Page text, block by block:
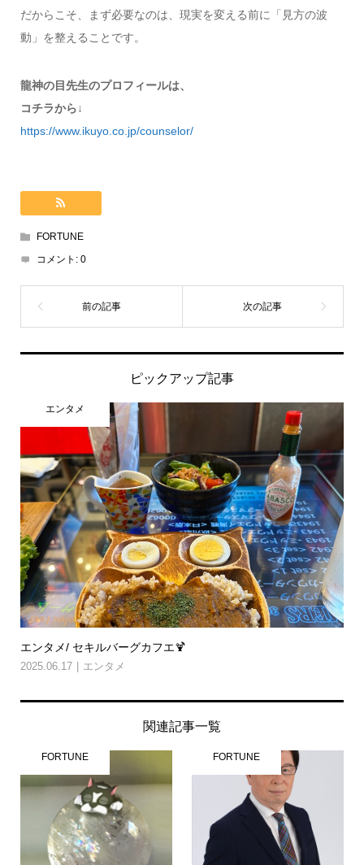
だからこそ、まず必要なのは、現実を変える前に「見方の波
動」を整えることです。
龍神の目先生のプロフィールは、
コチラから↓
https://www.ikuyo.co.jp/counselor/
FORTUNE
コメント: 0
ピックアップ記事
エンタメ
エンタメ/ セキルバーグカフエ🍹
2025.06.17 エンタメ
関連記事一覧
FORTUNE FORTUNE